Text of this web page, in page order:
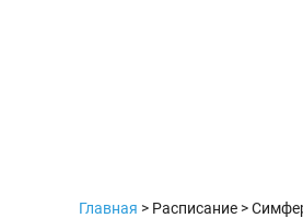
Главная > Расписание >